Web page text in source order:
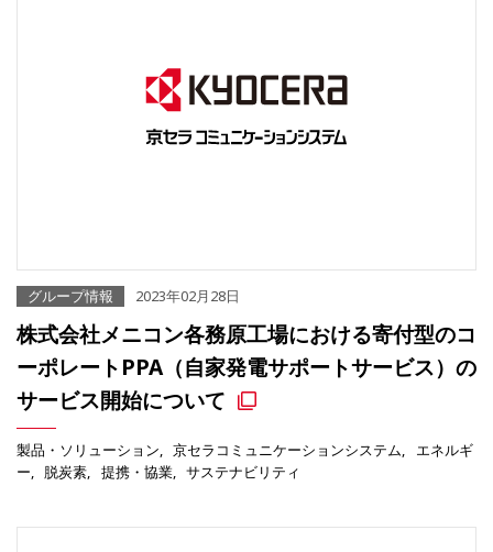
グループ情報 2023年02月28日
株式会社メニコン各務原工場における寄付型のコ
ーポレートPPA（自家発電サポートサービス）の
サービス開始について
製品・ソリューション 京セラコミュニケーションシステム
エネルギ
ー
脱炭素 提携・協業 サステナビリティ